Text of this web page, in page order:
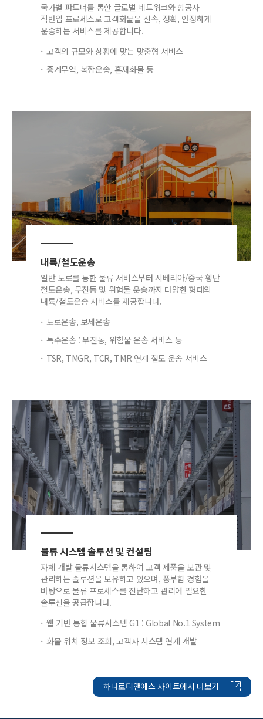
국가별 파트너를 통한 글로벌 네트워크와 항공사
직반입 프로세스로 고객화물을 신속, 정확, 안정하게
운송하는 서비스를 제공합니다.
고객의 규모와 상황에 맞는 맞춤형 서비스
중계무역, 복합운송, 혼재화물 등
내륙/철도운송
일반 도로를 통한 물류 서비스부터 시베리아/중국 횡단
철도운송, 무진동 및 위험물 운송까지 다양한 형태의
내륙/철도운송 서비스를 제공합니다.
도로운송, 보세운송
특수운송 : 무진동, 위험물 운송 서비스 등
TSR, TMGR, TCR, TMR 연계 철도 운송 서비스
물류 시스템 솔루션 및 컨설팅
자체 개발 물류시스템을 통하여 고객 제품을 보관 및
관리하는 솔루션을 보유하고 있으며, 풍부함 경험을
바탕으로 물류 프로세스를 진단하고 관리에 필요한
솔루션을 공급합니다.
웹 기반 통합 물류시스템 G1 : Global No.1 System
화물 위치 정보 조회, 고객사 시스템 연계 개발
하나로티앤에스 사이트에서 더보기